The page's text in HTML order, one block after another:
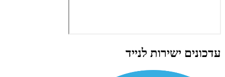
עדכונים ישירות לנייד